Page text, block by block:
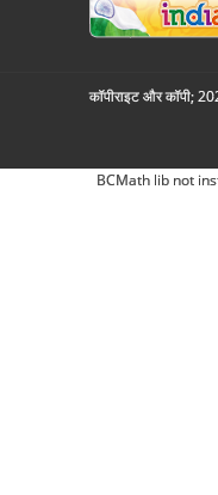
कॉपीराइट और कॉपी;
BCMath lib not